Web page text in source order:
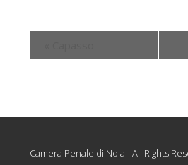
Camera Penale di Nola - All Rights